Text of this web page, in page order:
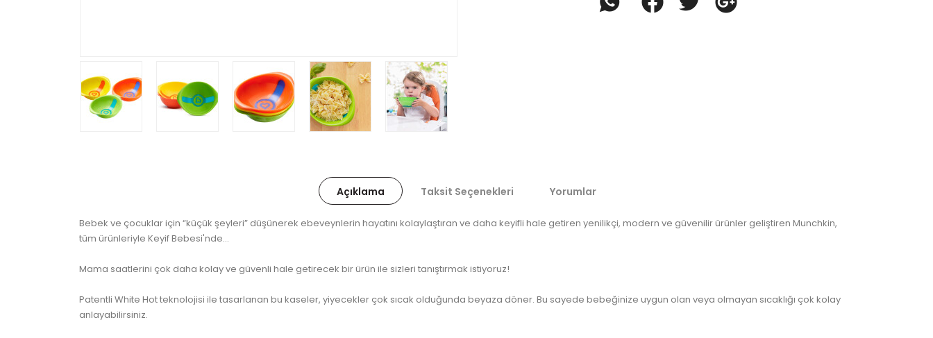
Açıklama Taksit Seçenekleri Yorumlar
Bebek ve çocuklar için “küçük şeyleri” düşünerek ebeveynlerin hayatını kolaylaştıran ve daha keyifli hale getiren yenilikçi, modern ve güvenilir ürünler geliştiren Munchkin,
tüm ürünleriyle Keyif Bebesi'nde...
Mama saatlerini çok daha kolay ve güvenli hale getirecek bir ürün ile sizleri tanıştırmak istiyoruz!
Patentli White Hot teknolojisi ile tasarlanan bu kaseler, yiyecekler çok sıcak olduğunda beyaza döner. Bu sayede bebeğinize uygun olan veya olmayan sıcaklığı çok kolay
anlayabilirsiniz.